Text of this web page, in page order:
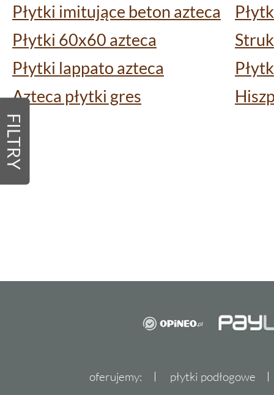
FILTRY
Płytki imitujące beton azteca
Płytki 60x60 azteca
Płytki lappato azteca
Azteca płytki gres
oferujemy: płytki podłogowe